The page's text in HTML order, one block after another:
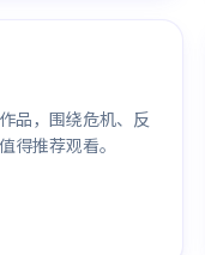
品，围绕危机、反
得推荐观看。